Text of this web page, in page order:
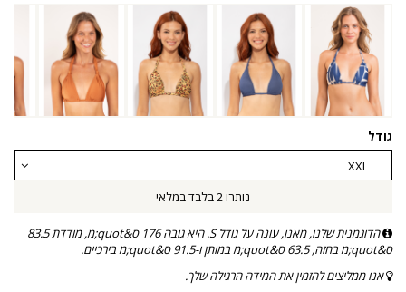
גודל
נותרו 2 בלבד במלאי
הדוגמנית שלנו, מאנו, עונה על גודל S. היא גובה 176 ס&quot;מ, מודדת 83.5
ס&quot;מ בחזה, 63.5 ס&quot;מ במותן ו-91.5 ס&quot;מ בירכיים.
אנו ממליצים להזמין את המידה הרגילה שלך.